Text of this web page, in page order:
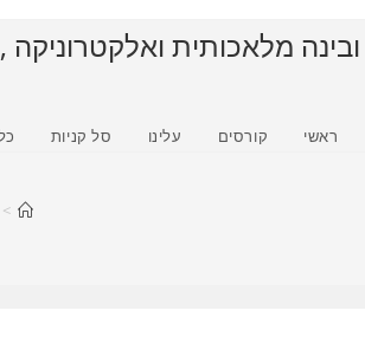
מלאכותית
ראשי קורסים עלינו סל קניות
>